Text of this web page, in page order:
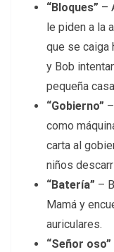
“Bloques” –
le piden a la
que se caiga
y Bob
pequeña
“Gobierno”
como
carta al
niños
“Batería” –
Mamá y
auriculares.
“Señor oso”